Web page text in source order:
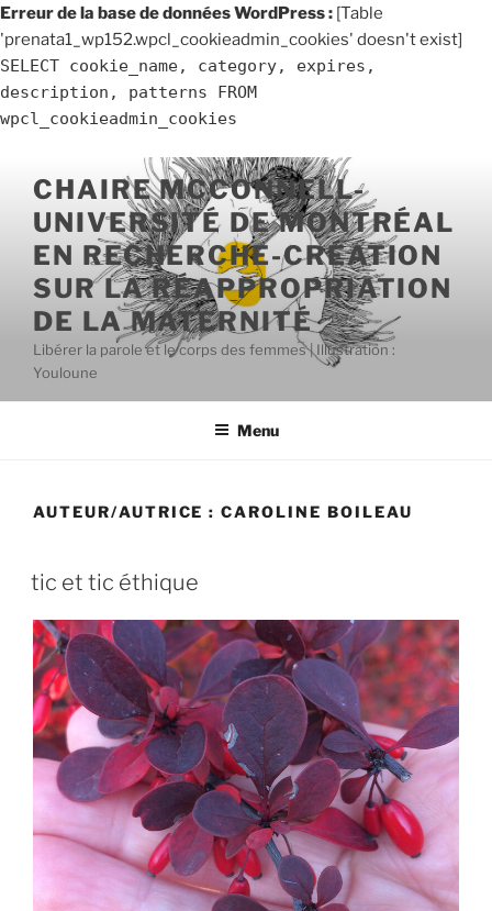
Erreur de la base de données WordPress : [Table
'prenata1_wp152.wpcl_cookieadmin_cookies' doesn't exist]
SELECT cookie_name, category, expires,
description, patterns FROM
wpcl_cookieadmin_cookies
contenu
principal
CHAIRE MCCONNELL-
UNIVERSITÉ DE MONTRÉAL
EN RECHERCHE-CRÉATION
SUR LA RÉAPPROPRIATION
DE LA MATERNITÉ
Libérer la parole et le corps des femmes | Illustration :
Youloune
Menu
AUTEUR/AUTRICE :CAROLINE BOILEAU
tic et tic éthique